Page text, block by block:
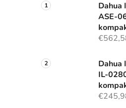
Dahua
ASE-
Dahua
IL-